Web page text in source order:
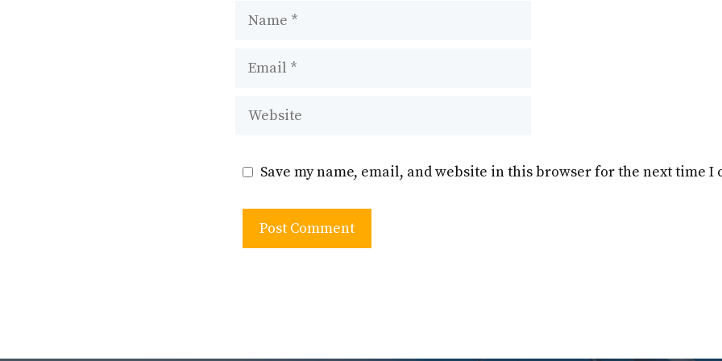
Name
Email
Website
Save my name, email, and website in this browser for the next time I